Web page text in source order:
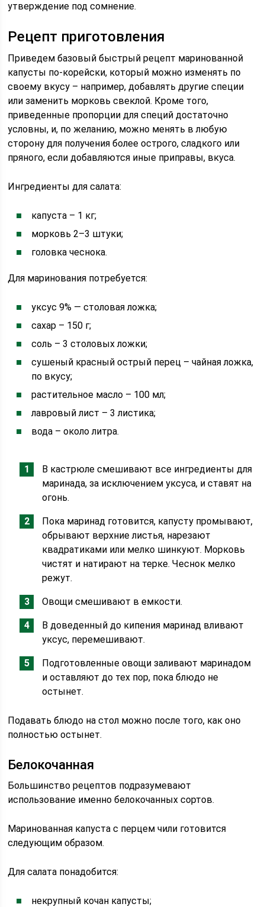
утверждение под сомнение.
Рецепт приготовления
Приведем базовый быстрый рецепт маринованной
капусты по-корейски, который можно изменять по
своему вкусу – например, добавлять другие специи
или заменить морковь свеклой. Кроме того,
приведенные пропорции для специй достаточно
условны, и, по желанию, можно менять в любую
сторону для получения более острого, сладкого или
пряного, если добавляются иные приправы, вкуса.
Ингредиенты для салата:
капуста – 1 кг;
морковь 2–3 штуки;
головка чеснока.
Для маринования потребуется:
уксус 9% — столовая ложка;
сахар – 150 г;
соль – 3 столовых ложки;
сушеный красный острый перец – чайная ложка,
по вкусу;
растительное масло – 100 мл;
лавровый лист – 3 листика;
вода – около литра.
В кастрюле смешивают все ингредиенты для
маринада, за исключением уксуса, и ставят на
огонь.
Пока маринад готовится, капусту промывают,
обрывают верхние листья, нарезают
квадратиками или мелко шинкуют. Морковь
чистят и натирают на терке. Чеснок мелко
режут.
Овощи смешивают в емкости.
В доведенный до кипения маринад вливают
уксус, перемешивают.
Подготовленные овощи заливают маринадом
и оставляют до тех пор, пока блюдо не
остынет.
Подавать блюдо на стол можно после того, как оно
полностью остынет.
Белокочанная
Большинство рецептов подразумевают
использование именно белокочанных сортов.
Маринованная капуста с перцем чили готовится
следующим образом.
Для салата понадобится:
некрупный кочан капусты;